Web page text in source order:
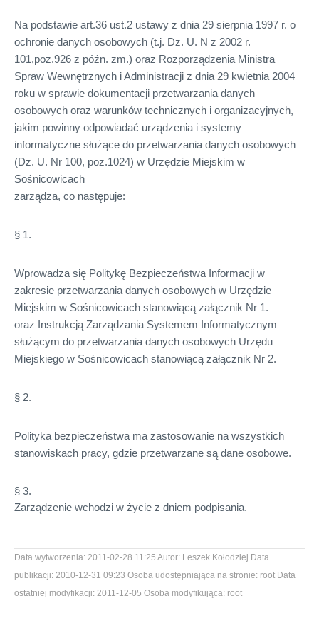
Na podstawie art.36 ust.2 ustawy z dnia 29 sierpnia 1997 r. o
ochronie danych osobowych (t.j. Dz. U. N z 2002 r.
101,poz.926 z późn. zm.) oraz Rozporządzenia Ministra
Spraw Wewnętrznych i Administracji z dnia 29 kwietnia 2004
roku w sprawie dokumentacji przetwarzania danych
osobowych oraz warunków technicznych i organizacyjnych,
jakim powinny odpowiadać urządzenia i systemy
informatyczne służące do przetwarzania danych osobowych
(Dz. U. Nr 100, poz.1024) w Urzędzie Miejskim w
Sośnicowicach
zarządza, co następuje:
§ 1.
Wprowadza się Politykę Bezpieczeństwa Informacji w
zakresie przetwarzania danych osobowych w Urzędzie
Miejskim w Sośnicowicach stanowiącą załącznik Nr 1.
oraz Instrukcją Zarządzania Systemem Informatycznym
służącym do przetwarzania danych osobowych Urzędu
Miejskiego w Sośnicowicach stanowiącą załącznik Nr 2.
§ 2.
Polityka bezpieczeństwa ma zastosowanie na wszystkich
stanowiskach pracy, gdzie przetwarzane są dane osobowe.
§ 3.
Zarządzenie wchodzi w życie z dniem podpisania.
Data wytworzenia: 2011-02-28 11:25 Autor: Leszek Kołodziej Data
publikacji: 2010-12-31 09:23 Osoba udostępniająca na stronie: root Data
ostatniej modyfikacji: 2011-12-05 Osoba modyfikująca: root